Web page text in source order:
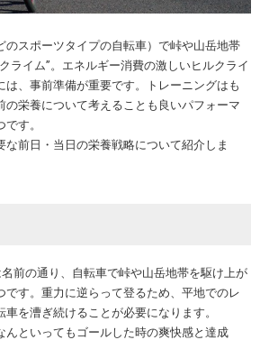
のスポーツタイプの自転車）で峠や山岳地帯
ライム”。エネルギー消費の激しいヒルクライ
は、事前準備が重要です。トレーニングはも
の栄養について考えることも良いパフォーマ
す。
な前日・当日の栄養戦略について紹介しま
前の通り、自転車で峠や山岳地帯を駆け上が
です。重力に逆らって登るため、平地でのレ
を漕ぎ続けることが必要になります。
んといってもゴールした時の爽快感と達成